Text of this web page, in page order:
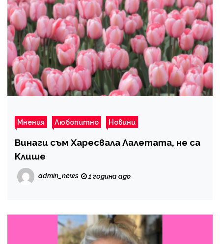
Мнения Любопитно Новини
Винаги съм Харесвала Лалетата, не са
Клише
admin_news 1 година ago